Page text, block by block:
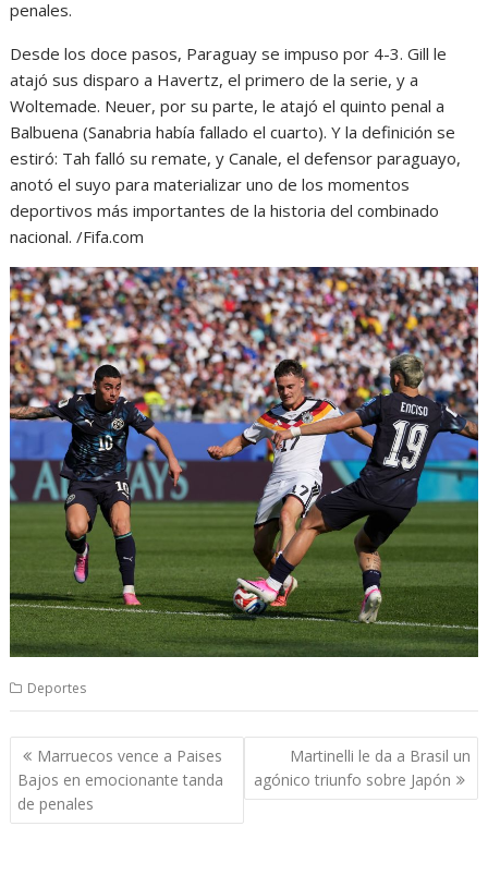
penales.
Desde los doce pasos, Paraguay se impuso por 4-3. Gill le
atajó sus disparo a Havertz, el primero de la serie, y a
Woltemade. Neuer, por su parte, le atajó el quinto penal a
Balbuena (Sanabria había fallado el cuarto). Y la definición se
estiró: Tah falló su remate, y Canale, el defensor paraguayo,
anotó el suyo para materializar uno de los momentos
deportivos más importantes de la historia del combinado
nacional. /Fifa.com
Deportes
Navegación
de
entradas
Marruecos vence a Paises
Bajos en emocionante tanda
de penales
Martinelli le da a Brasil un
agónico triunfo sobre Japón